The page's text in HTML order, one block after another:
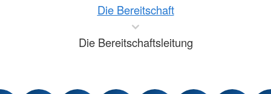
Die Bereitschaft
Die Bereitschaftsleitung